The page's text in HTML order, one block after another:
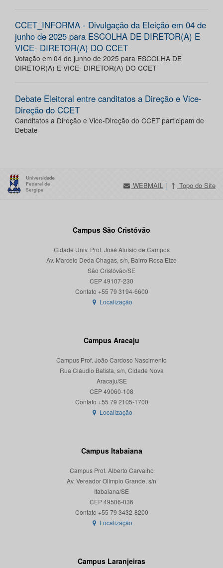
CCET_INFORMA - Divulgação da Eleição em 04 de
junho de 2025 para ESCOLHA DE DIRETOR(A) E
VICE- DIRETOR(A) DO CCET
Votação em 04 de junho de 2025 para ESCOLHA DE
DIRETOR(A) E VICE- DIRETOR(A) DO CCET
Debate Eleitoral entre canditatos a Direção e Vice-
Direção do CCET
Canditatos a Direção e Vice-Direção do CCET participam de
Debate
WEBMAIL | Topo do Site
Campus São Cristóvão
Cidade Univ. Prof. José Aloísio de Campos
Av. Marcelo Deda Chagas, s/n, Bairro Rosa Elze
São Cristóvão/SE
CEP 49107-230
Localização
Campus Aracaju
Campus Prof. João Cardoso Nascimento
Rua Cláudio Batista, s/n, Cidade Nova
Aracaju/SE
CEP 49060-108
Localização
Campus Itabaiana
Campus Prof. Alberto Carvalho
Av. Vereador Olímpio Grande, s/n
Itabaiana/SE
CEP 49506-036
Localização
Campus Laranjeiras